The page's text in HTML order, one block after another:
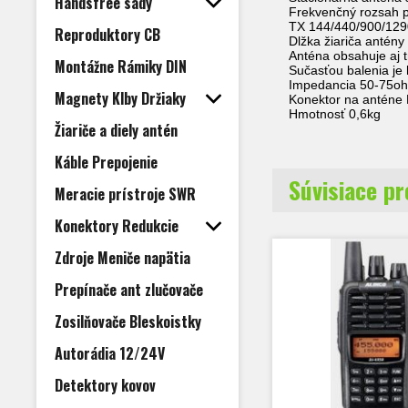
Reproduktory CB
Montážne Rámiky DIN
Magnety Klby Držiaky
Žiariče a diely antén
Káble Prepojenie
Meracie prístroje SWR
Konektory Redukcie
Zdroje Meniče napätia
Prepínače ant zlučovače
Zosilňovače Bleskoistky
Autorádia 12/24V
Detektory kovov
Frekvenčný rozsah
TX 144/440/900/
Dlžka žiariča
Anténa obsahuje aj
Sučasťou balenia je
Impedancia 50-
Konektor na anténe
Hmotnosť 0,6kg
Súvisiace